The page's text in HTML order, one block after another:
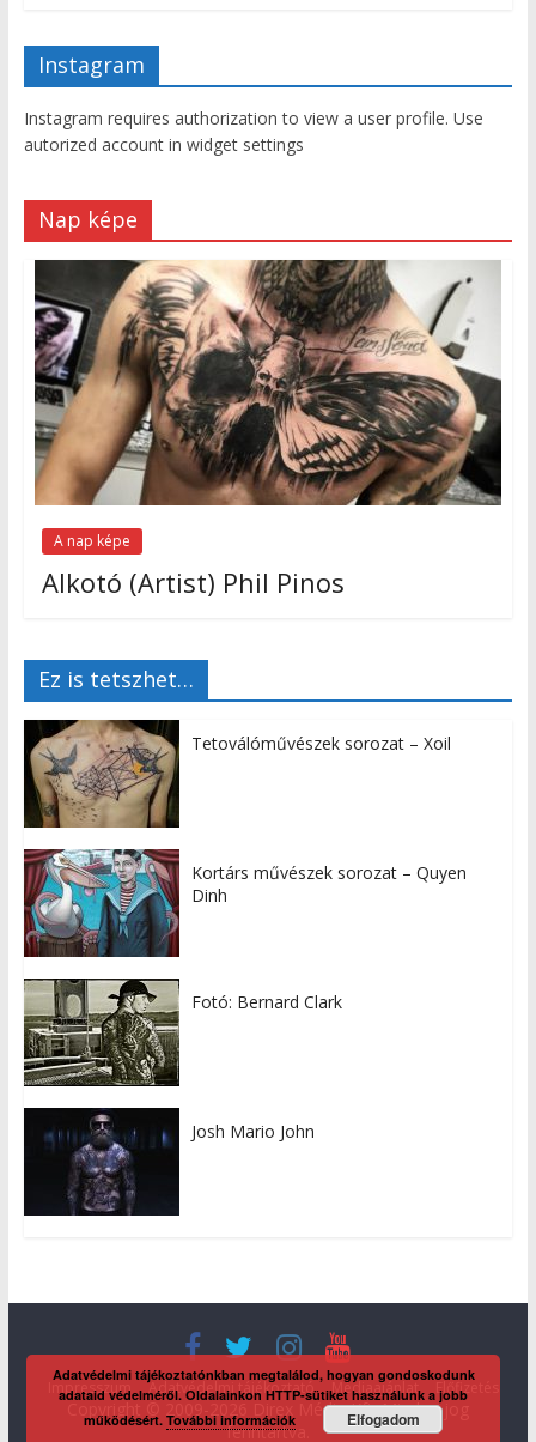
Instagram
Instagram requires authorization to view a user profile. Use
autorized account in widget settings
Nap képe
A nap képe
Alkotó (Artist) Phil Pinos
Ez is tetszhet…
Tetoválóművészek sorozat – Xoil
Kortárs művészek sorozat – Quyen
Dinh
Fotó: Bernard Clark
Josh Mario John
Impresszum Adatvédelmi tájékoztató Médiaajánlat Előfizetés
Copyright © 2009-2026 Direx Média Kft. Minden jog
fenntartva.
Adatvédelmi tájékoztatónkban megtalálod, hogyan gondoskodunk
adataid védelméről. Oldalainkon HTTP-sütiket használunk a jobb
működésért.További információk Elfogadom